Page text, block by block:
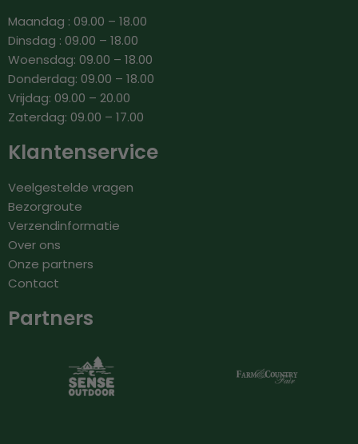
Maandag : 09.00 – 18.00
Dinsdag : 09.00 – 18.00
Woensdag: 09.00 – 18.00
Donderdag: 09.00 – 18.00
Vrijdag: 09.00 – 20.00
Zaterdag: 09.00 – 17.00
Klantenservice
Veelgestelde vragen
Bezorgroute
Verzendinformatie
Over ons
Onze partners
Contact
Partners